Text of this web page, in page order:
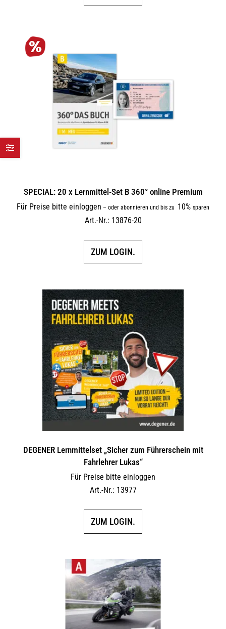
SPECIAL: 20 x Lernmittel-Set B 360° online Premium
Für Preise bitte einloggen – oder abonnieren und bis zu 10% sparen
Art.-Nr.: 13876-20
ZUM LOGIN.
DEGENER Lernmittelset „Sicher zum Führerschein mit
Fahrlehrer Lukas“
Für Preise bitte einloggen
Art.-Nr.: 13977
ZUM LOGIN.